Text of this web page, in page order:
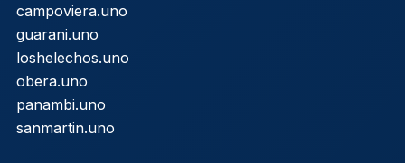
campoviera.uno
guarani.uno
loshelechos.uno
obera.uno
panambi.uno
sanmartin.uno